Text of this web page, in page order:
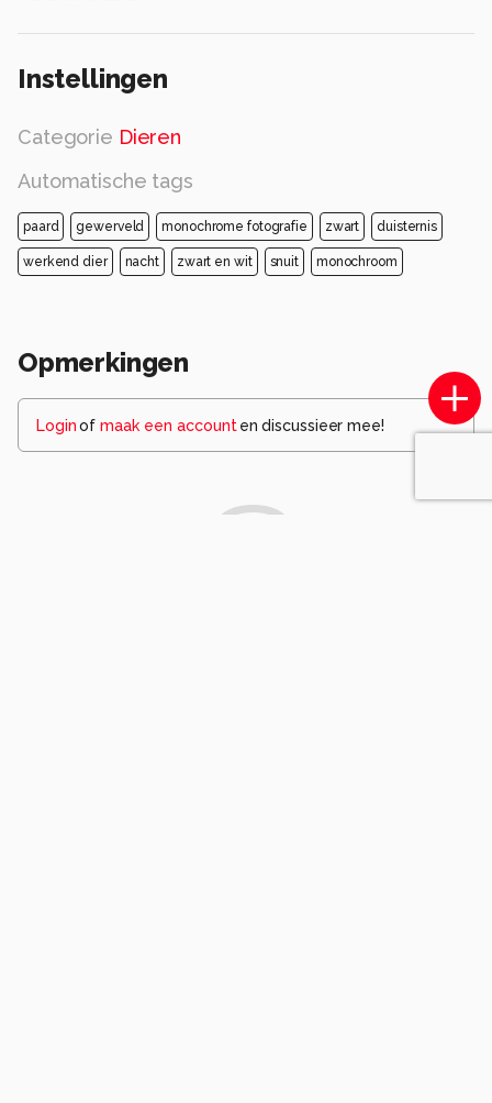
Instellingen
Categorie Dieren
Automatische tags
paard gewerveld monochrome fotografie zwart duisternis
werkend dier nacht zwart en wit snuit monochroom
Opmerkingen
Loginof maak een account en discussieer mee!